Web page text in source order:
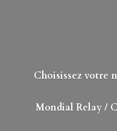
Choisissez votre
Mondial Relay/